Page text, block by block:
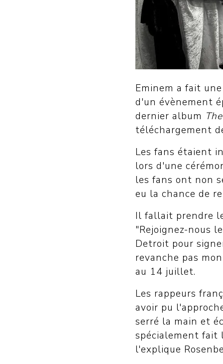
Eminem a fait
d'un évènement
dernier album
téléchargement
Les fans étaient
lors d'une
les fans ont non
eu la chance de
Il fallait prendre
"Rejoignez-nous
Detroit pour
revanche pas
au 14 juillet.
Les rappeurs
avoir pu
serré la main et
spécialement fait
l'explique